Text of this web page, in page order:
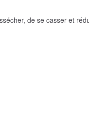
de se casser et